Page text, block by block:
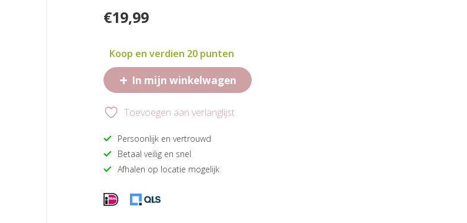
€19,99
Koop en verdien 20 punten
+ In mijn winkelwagen
Toevoegen aan verlanglijst
Persoonlijk en vertrouwd
Betaal veilig en snel
Afhalen op locatie mogelijk